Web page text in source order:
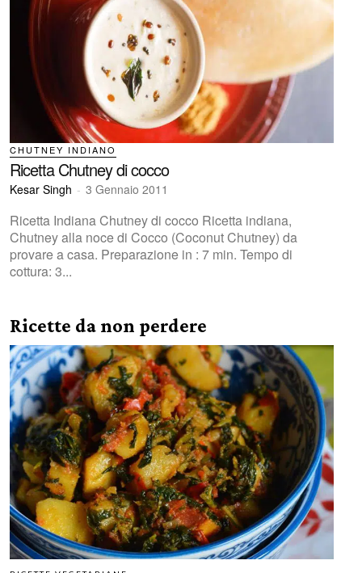
CHUTNEY INDIANO
Ricetta Chutney di cocco
Kesar Singh - 3 Gennaio 2011
Ricetta Indiana Chutney di cocco Ricetta indiana,
Chutney alla noce di Cocco (Coconut Chutney) da
provare a casa. Preparazione in : 7 min. Tempo di
cottura: 3...
Ricette da non perdere